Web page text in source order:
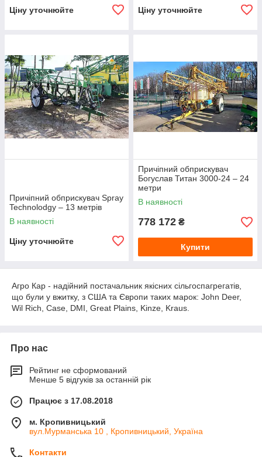
Ціну уточнюйте Ціну уточнюйте
Причіпний обприскувач Spray
Teсhnolodgy – 13 метрів
В наявності
Ціну уточнюйте
Причіпний обприскувач
Богуслав Титан 3000-24 – 24
метри
В наявності
778 172 ₴
Купити
Агро Кар - надійний постачальник якісних сільгоспагрегатів,
що були у вжитку, з США та Європи таких марок: John Deer,
Wil Rich, Case, DMI, Great Plains, Kinze, Kraus.
Про нас
Рейтинг не сформований
Менше 5 відгуків за останній рік
Працює з 17.08.2018
м. Кропивницький
вул.Мурманська 10 , Кропивницький, Україна
Контакти